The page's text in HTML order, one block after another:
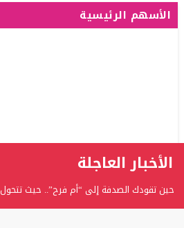
الأسهم الرئيسية
الأخبار العاجلة
حين تقودك الصدفة إلى “أم فرح”.. حيث
إلى حكاية